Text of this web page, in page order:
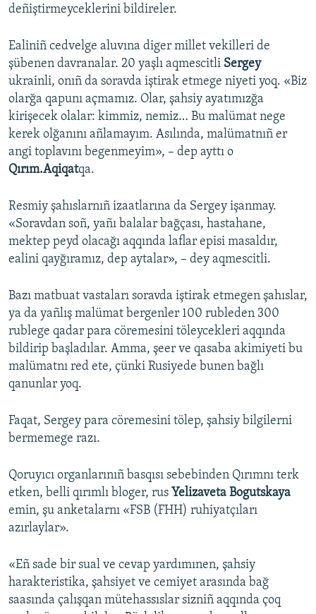
deñiştirmeyceklerini bildireler.
Ealiniñ cedvelge aluvına diger millet vekilleri de
şübenen davranalar. 20 yaşlı aqmescitli Sergey
ukrainli, onıñ da soravda iştirak etmege niyeti yoq. «Biz
olarğa qapunı açmamız. Olar, şahsiy ayatımızğa
kirişecek olalar: kimmiz, nemiz… Bu malümat nege
kerek olğanını añlamayım. Asılında, malümatnıñ er
angi toplavını begenmeyim», – dep ayttı o
Qırım.Aqiqatqa.
Resmiy şahıslarnıñ izaatlarına da Sergey işanmay.
«Soravdan soñ, yañı balalar bağçası, hastahane,
mektep peyd olacağı aqqında laflar episi masaldır,
ealini qayğıramız, dep aytalar», – dey aqmescitli.
Bazı matbuat vastaları soravda iştirak etmegen şahıslar,
ya da yañlış malümat bergenler 100 rubleden 300
rublege qadar para cöremesini töleycekleri aqqında
bildirip başladılar. Amma, şeer ve qasaba akimiyeti bu
malümatnı red ete, çünki Rusiyede bunen bağlı
qanunlar yoq.
Faqat, Sergey para cöremesini tölep, şahsiy bilgilerni
bermemege razı.
Qoruyıcı organlarınıñ basqısı sebebinden Qırımnı terk
etken, belli qırımlı bloger, rus Yelizaveta Bogutskaya
emin, şu anketalarnı «FSB (FHH) ruhiyatçıları
azırlaylar».
«Eñ sade bir sual ve cevap yardımınen, şahsiy
harakteristika, şahsiyet ve cemiyet arasında bağ
saasında çalışqan mütehassıslar sizniñ aqqında çoq